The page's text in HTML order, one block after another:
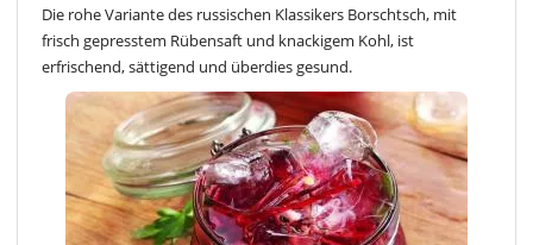
Die rohe Variante des russischen Klassikers Borschtsch, mit
frisch gepresstem Rübensaft und knackigem Kohl, ist
erfrischend, sättigend und überdies gesund.